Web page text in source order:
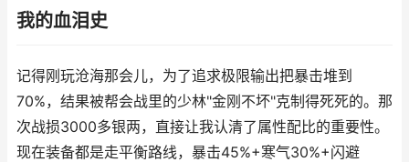
我的血泪史
记得刚玩沧海那会儿，为了追求极限输出把暴击堆到
70%，结果被帮会战里的少林"金刚不坏"克制得死死的。那
次战损3000多银两，直接让我认清了属性配比的重要性。
现在装备都是走平衡路线，暴击45%+寒气30%+闪避